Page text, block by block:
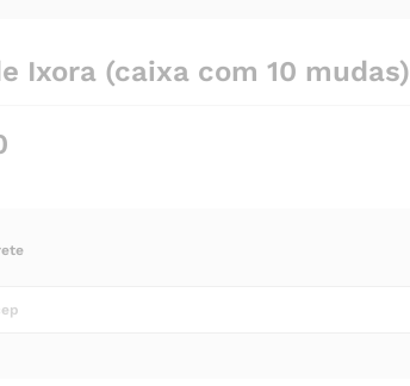
Ixora (caixa com 10 mudas)